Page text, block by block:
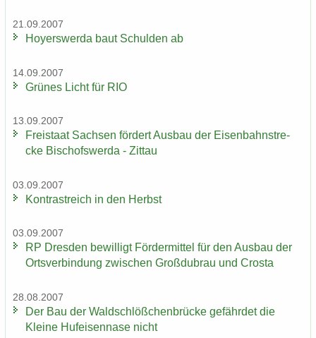
21.09.2007
Ho­yers­wer­da baut Schul­den ab
14.09.2007
Grü­nes Licht für RIO
13.09.2007
Frei­staat Sach­sen för­dert Aus­bau der Ei­sen­bahn­stre­
cke Bi­schofs­wer­da - Zit­tau
03.09.2007
Kon­trast­reich in den Herbst
03.09.2007
RP Dres­den be­wil­ligt För­der­mit­tel für den Aus­bau der
Orts­ver­bin­dung zwi­schen Groß­du­brau und Crosta
28.08.2007
Der Bau der Wald­schlöß­chen­brü­cke ge­fähr­det die
Klei­ne Huf­ei­sen­na­se nicht